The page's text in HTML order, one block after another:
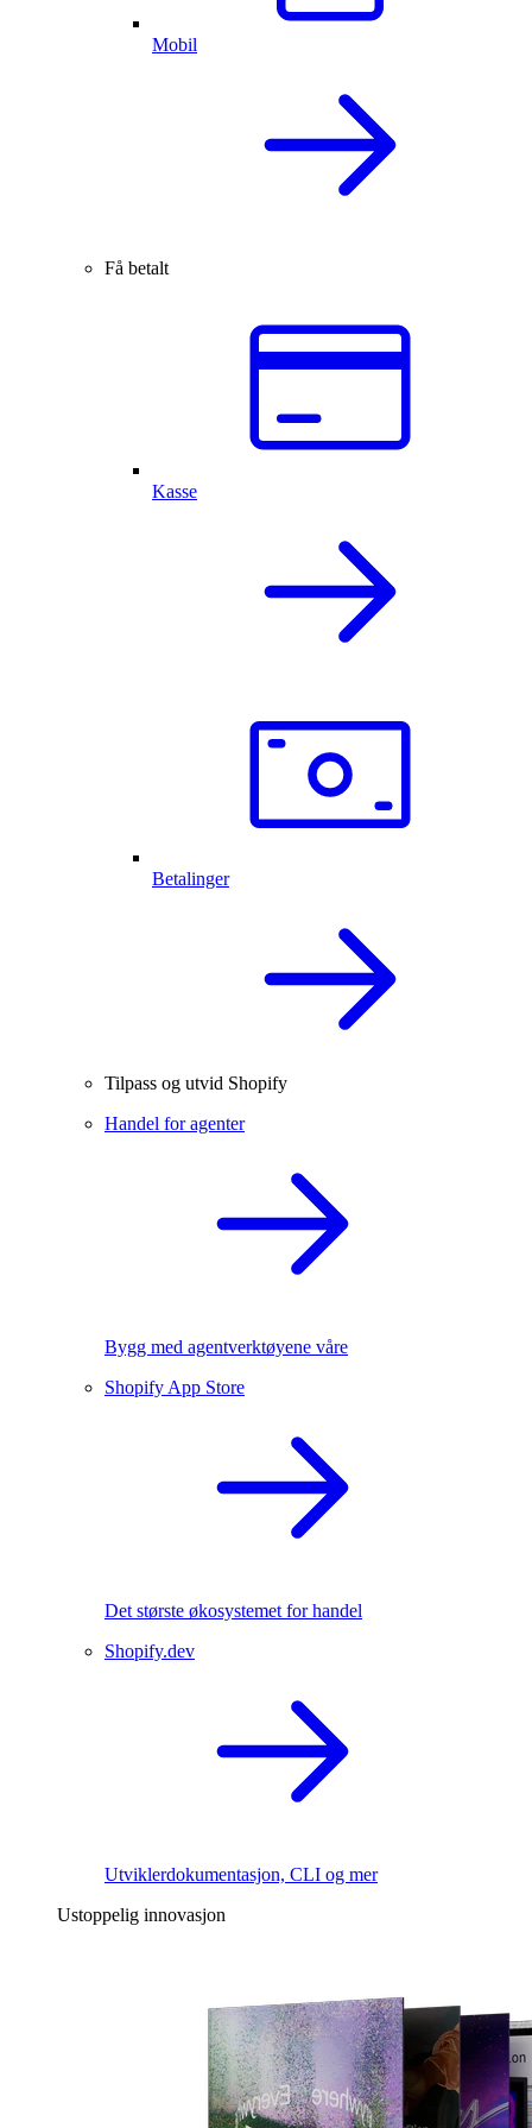
Mobil
Få betalt
Kasse
Betalinger
Tilpass og utvid Shopify
Handel for agenter
Bygg med agentverktøyene våre
Shopify App Store
Det største økosystemet for handel
Shopify.dev
Utviklerdokumentasjon, CLI og mer
Ustoppelig innovasjon